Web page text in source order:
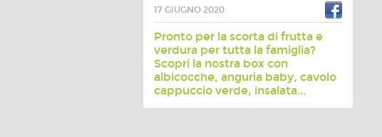
17 GIUGNO 2020
Pronto per la scorta di frutta e
verdura per tutta la famiglia?
Scopri la nostra box con
albicocche, anguria baby, cavolo
cappuccio verde, insalata...